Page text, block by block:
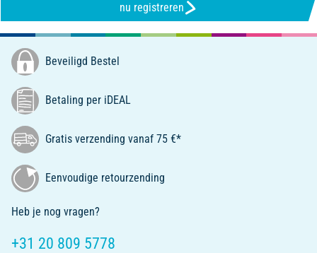
nu registreren
Beveiligd Bestel
Betaling per iDEAL
Gratis verzending vanaf 75 €*
Eenvoudige retourzending
Heb je nog vragen?
+31 20 809 5778